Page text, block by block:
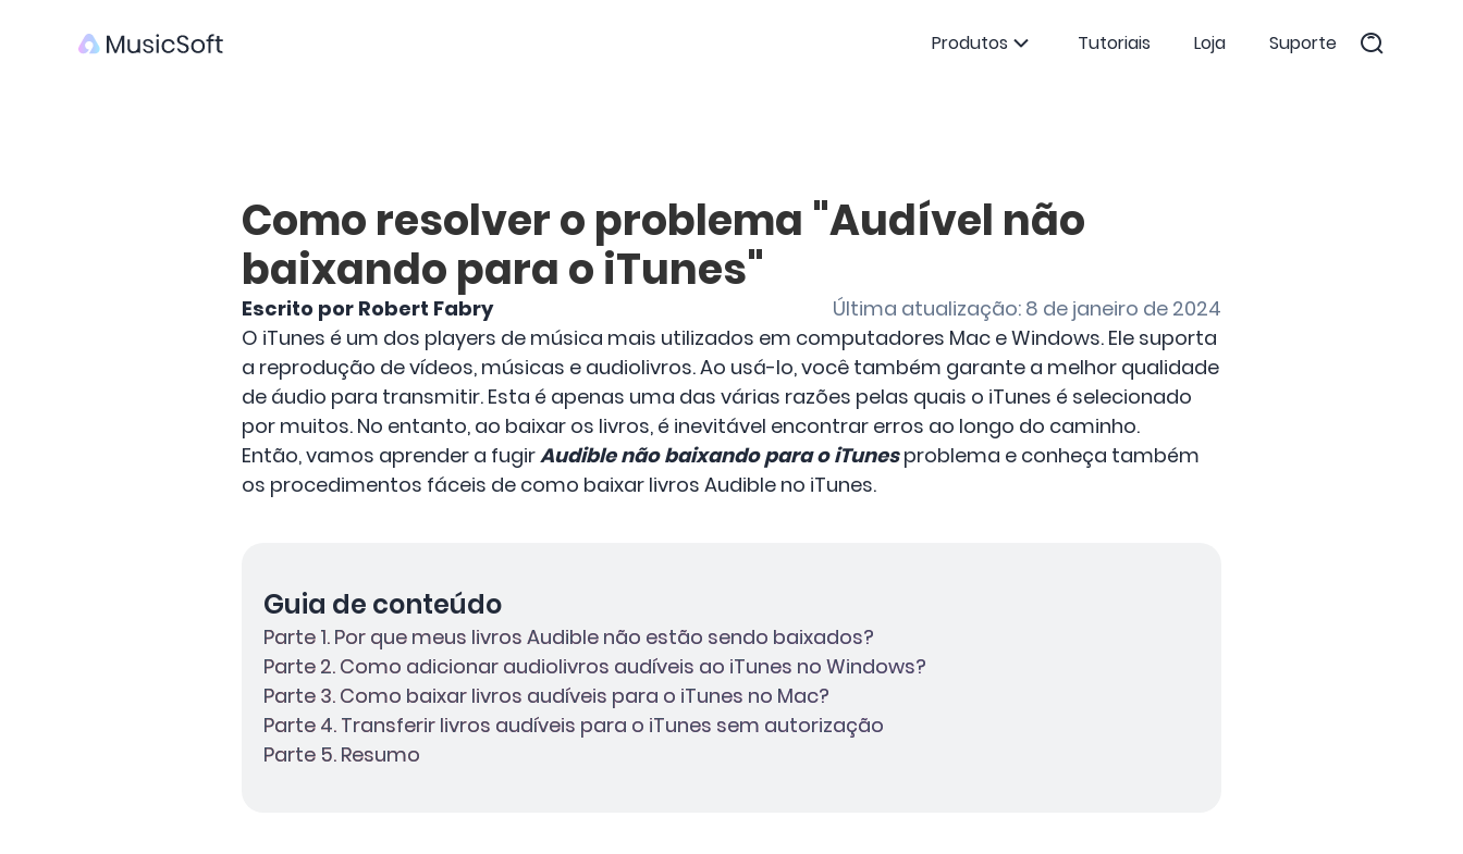
Produtos Tutoriais Loja Suporte
Como resolver o problema "Audível não
baixando para o iTunes"
Escrito por Robert Fabry
Última atualização: 8 de janeiro de 2024
O iTunes é um dos players de música mais utilizados em computadores Mac e Windows. Ele suporta
a reprodução de vídeos, músicas e audiolivros. Ao usá-lo, você também garante a melhor qualidade
de áudio para transmitir. Esta é apenas uma das várias razões pelas quais o iTunes é selecionado
por muitos. No entanto, ao baixar os livros, é inevitável encontrar erros ao longo do caminho.
Então, vamos aprender a fugirAudible não baixando para o iTunesproblema e conheça também
os procedimentos fáceis de como baixar livros Audible no iTunes.
Guia de conteúdo
Parte 1. Por que meus livros Audible não estão sendo baixados?
Parte 2. Como adicionar audiolivros audíveis ao iTunes no Windows?
Parte 3. Como baixar livros audíveis para o iTunes no Mac?
Parte 4. Transferir livros audíveis para o iTunes sem autorização
Parte 5. Resumo